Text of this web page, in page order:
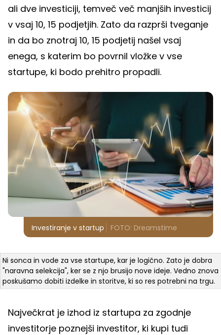
ali dve investiciji, temveč več manjših investicij
v vsaj 10, 15 podjetjih. Zato da razprši tveganje
in da bo znotraj 10, 15 podjetij našel vsaj
enega, s katerim bo povrnil vložke v vse
startupe, ki bodo prehitro propadli.
Investiranje v startup FOTO: Dreamstime
Ni sonca in vode za vse startupe, kar je logično. Zato je dobra
"naravna selekcija", ker se z njo brusijo nove ideje. Vedno znova
poskušamo dobiti izdelke in storitve, ki so res potrebni na trgu.
Največkrat je izhod iz startupa za zgodnje
investitorje poznejši investitor, ki kupi tudi